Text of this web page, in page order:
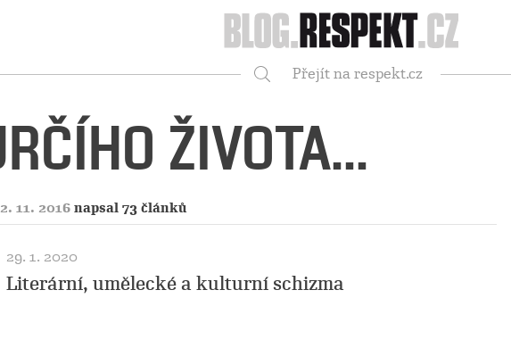
Respekt
Přejít na respekt.cz
ŽIVOTA...
11. 2016 napsal 73 článků
29. 1. 2020
Literární, umělecké a kulturní schizma